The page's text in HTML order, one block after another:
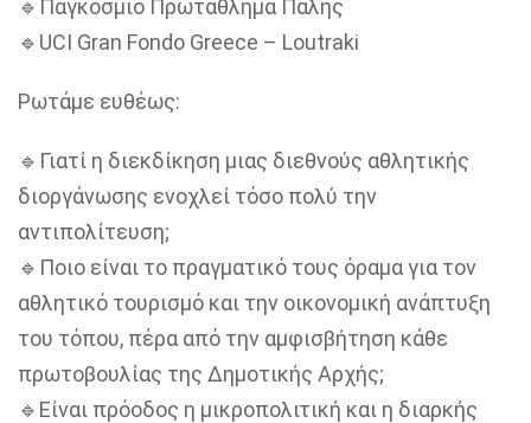
🔹Παγκόσμιο Πρωτάθλημα Πάλης
🔹UCI Gran Fondo Greece – Loutraki
Ρωτάμε ευθέως:
🔹Γιατί η διεκδίκηση μιας διεθνούς αθλητικής
διοργάνωσης ενοχλεί τόσο πολύ την
αντιπολίτευση;
🔹Ποιο είναι το πραγματικό τους όραμα για τον
αθλητικό τουρισμό και την οικονομική ανάπτυξη
του τόπου, πέρα από την αμφισβήτηση κάθε
πρωτοβουλίας της Δημοτικής Αρχής;
🔹Είναι πρόοδος η μικροπολιτική και η διαρκής